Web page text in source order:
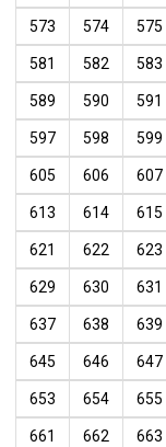
573 574 575
581 582 583
589 590 591
597 598 599
605 606 607
613 614 615
621 622 623
629 630 631
637 638 639
645 646 647
653 654 655
661 662 663